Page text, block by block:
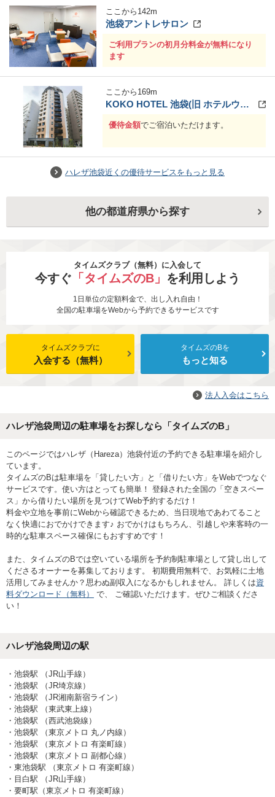
ここから 142m
池袋アントレサロン
ご利用プランの初月分料金が無料になり
ます
ここから 169m
KOKO HOTEL 池袋(旧 ホテルウィングインターナショナルセレクト池袋)
優待金額でご宿泊いただけます。
ハレザ池袋近くの優待サービスをもっと見る
他の都道府県から探す
タイムズクラブ（無料）に入会して
今すぐ 「タイムズのB」 を利用しよう
1日単位の定額料金で、出し入れ自由！
全国の駐車場をWebから予約できるサービスです
タイムズクラブに
入会する（無料）
タイムズのBを
もっと知る
法人入会はこちら
ハレザ池袋周辺の駐車場をお探しなら「タイムズのB」
このページではハレザ（Hareza）池袋付近の予約できる駐車場を紹介し
ています。
タイムズのBは駐車場を「貸したい方」と「借りたい方」をWebでつなぐ
サービスです。使い方はとっても簡単！ 登録された全国の「空きスペー
ス」から借りたい場所を見つけてWeb予約するだけ！
料金や立地を事前にWebから確認できるため、当日現地であわてること
なく快適におでかけできます♪ おでかけはもちろん、引越しや来客時の一
時的な駐車スペース確保にもおすすめです！
また、タイムズのBでは空いている場所を予約制駐車場として貸し出して
くださるオーナーを募集しております。 初期費用無料で、お気軽に土地
活用してみませんか？思わぬ副収入になるかもしれません。 詳しくは資
料ダウンロード（無料）
で、 ご確認いただけます。ぜひご相談くださ
い！
ハレザ池袋周辺の駅
・ 池袋駅 （JR山手線）
・ 池袋駅 （JR埼京線）
・ 池袋駅 （JR湘南新宿ライン）
・ 池袋駅 （東武東上線）
・ 池袋駅 （西武池袋線）
・ 池袋駅 （東京メトロ 丸ノ内線）
・ 池袋駅 （東京メトロ 有楽町線）
・ 池袋駅 （東京メトロ 副都心線）
・ 東池袋駅 （東京メトロ 有楽町線）
・ 目白駅 （JR山手線）
・ 要町駅（東京メトロ 有楽町線）